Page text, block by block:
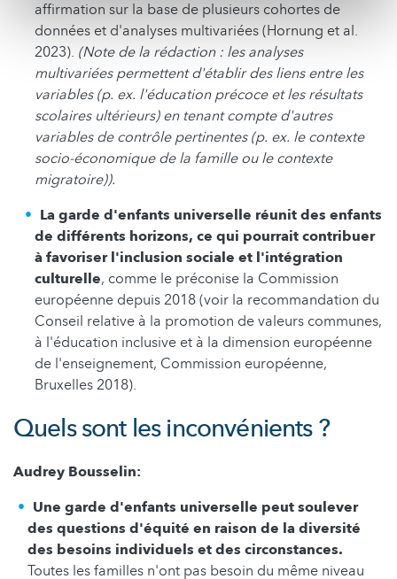
affirmation sur la base de plusieurs cohortes de
données et d'analyses multivariées (Hornung et al.
2023). (Note de la rédaction : les analyses
multivariées permettent d'établir des liens entre les
variables (p. ex. l'éducation précoce et les résultats
scolaires ultérieurs) en tenant compte d'autres
variables de contrôle pertinentes (p. ex. le contexte
socio-économique de la famille ou le contexte
migratoire)).
La garde d'enfants universelle réunit des enfants
de différents horizons, ce qui pourrait contribuer
à favoriser l'inclusion sociale et l'intégration
culturelle, comme le préconise la Commission
européenne depuis 2018 (voir la recommandation du
Conseil relative à la promotion de valeurs communes,
à l'éducation inclusive et à la dimension européenne
de l'enseignement, Commission européenne,
Bruxelles 2018).
Quels sont les inconvénients ?
Audrey Bousselin:
Une garde d'enfants universelle peut soulever
des questions d'équité en raison de la diversité
des besoins individuels et des circonstances.
Toutes les familles n'ont pas besoin du même niveau